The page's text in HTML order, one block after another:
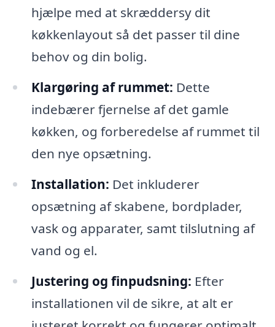
hjælpe med at skræddersy dit
køkkenlayout så det passer til dine
behov og din bolig.
Klargøring af rummet: Dette
indebærer fjernelse af det gamle
køkken, og forberedelse af rummet til
den nye opsætning.
Installation: Det inkluderer
opsætning af skabene, bordplader,
vask og apparater, samt tilslutning af
vand og el.
Justering og finpudsning: Efter
installationen vil de sikre, at alt er